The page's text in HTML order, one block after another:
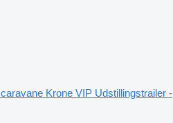
caravane Krone VIP Udstillingstrailer -